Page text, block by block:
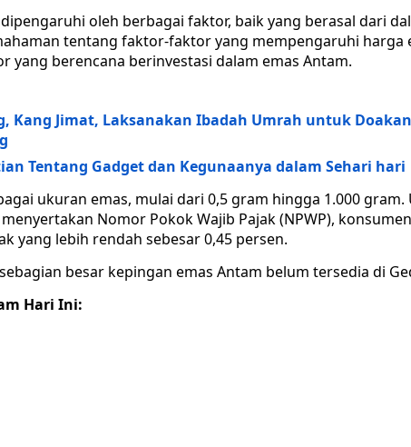
oleh berbagai faktor, baik yang berasal dari
tentang faktor-faktor yang mempengaruhi harga
yang berencana berinvestasi dalam emas Antam.
Kang Jimat, Laksanakan Ibadah Umrah untuk Doakan
Tentang Gadget dan Kegunaanya dalam Sehari hari
ukuran emas, mulai dari 0,5 gram hingga 1.000 gram.
Nomor Pokok Wajib Pajak (NPWP),
yang lebih rendah sebesar 0,45 persen.
besar kepingan emas Antam belum tersedia di
Hari Ini: